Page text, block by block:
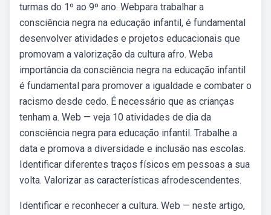
turmas do 1º ao 9º ano. Webpara trabalhar a
consciência negra na educação infantil, é fundamental
desenvolver atividades e projetos educacionais que
promovam a valorização da cultura afro. Weba
importância da consciência negra na educação infantil
é fundamental para promover a igualdade e combater o
racismo desde cedo. É necessário que as crianças
tenham a. Web — veja 10 atividades de dia da
consciência negra para educação infantil. Trabalhe a
data e promova a diversidade e inclusão nas escolas.
Identificar diferentes traços físicos em pessoas a sua
volta. Valorizar as características afrodescendentes.
Identificar e reconhecer a cultura. Web — neste artigo,